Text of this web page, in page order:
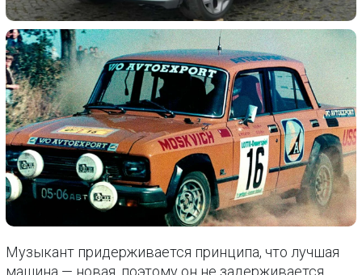
Музыкант придерживается принципа, что лучшая
машина — новая, поэтому он не задерживается